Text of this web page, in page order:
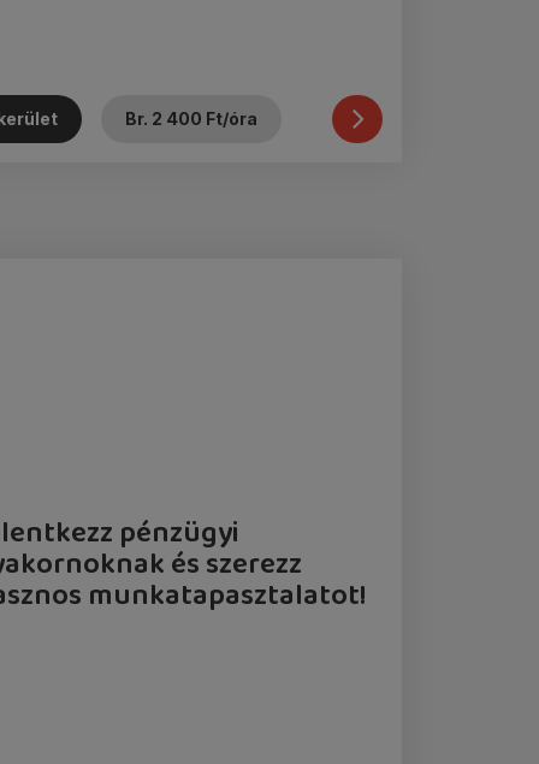
Br. 2 400 Ft/óra
Betelt
pénzügyi
és szerezz
munkatapasztalatot!